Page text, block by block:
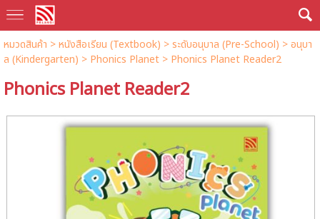
หมวดสินค้า >หนังสือเรียน (Textbook) > ระดับอนุบาล (Pre-School) >อนุบา
ล (Kindergarten) > Phonics Planet> Phonics Planet Reader2
Phonics Planet Reader2